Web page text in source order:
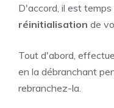
D'accord, il est
réinitialisation de
Tout d'abord,
en la débranchant
rebranchez-la.